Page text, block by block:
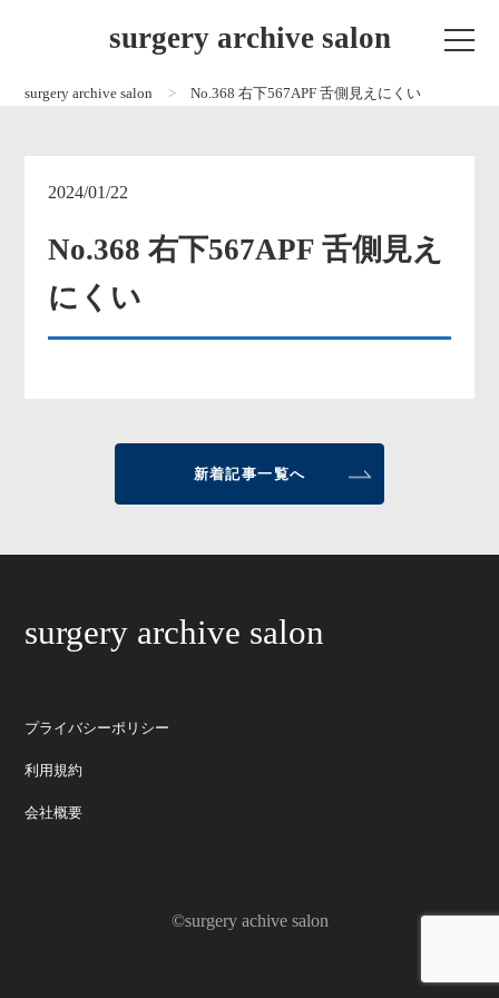
surgery archive salon
surgery archive salon No.368 右下567APF 舌側見えにくい
2024/01/22
No.368 右下567APF 舌側見え
にくい
新着記事一覧へ
surgery archive salon
プライバシーポリシー
利用規約
会社概要
©surgery achive salon